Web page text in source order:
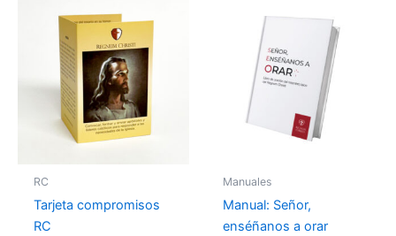
RC
Tarjeta compromisos
RC
Manuales
Manual: Señor,
enséñanos a orar